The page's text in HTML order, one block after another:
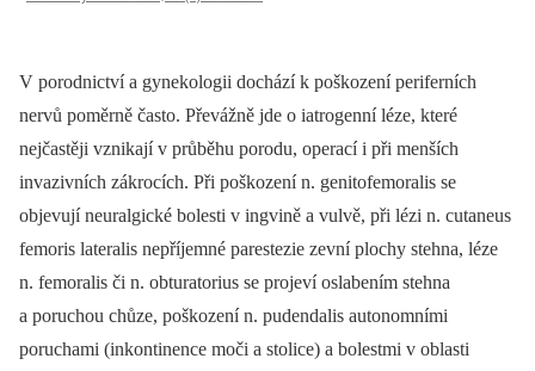
V porodnictví a gynekologii dochází k poškození periferních
nervů poměrně často. Převážně jde o iatrogenní léze, které
nejčastěji vznikají v průběhu porodu, operací i při menších
invazivních zákrocích. Při poškození n. genitofemoralis se
objevují neuralgické bolesti v ingvině a vulvě, při lézi n. cutaneus
femoris lateralis nepříjemné parestezie zevní plochy stehna, léze
n. femoralis či n. obturatorius se projeví oslabením stehna
a poruchou chůze, poškození n. pudendalis autonomními
poruchami (inkontinence moči a stolice) a bolestmi v oblasti